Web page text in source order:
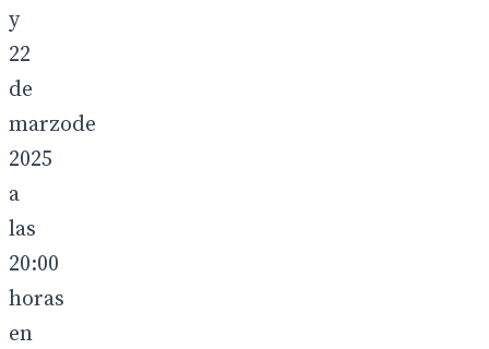
y
22
de
marzode
2025
a
las
20:00
horas
en